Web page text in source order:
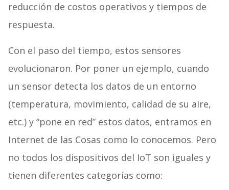
reducción de costos operativos y tiempos de
respuesta.
Con el paso del tiempo, estos sensores
evolucionaron. Por poner un ejemplo, cuando
un sensor detecta los datos de un entorno
(temperatura, movimiento, calidad de su aire,
etc.) y “pone en red” estos datos, entramos en
Internet de las Cosas como lo conocemos. Pero
no todos los dispositivos del IoT son iguales y
tienen diferentes categorías como: